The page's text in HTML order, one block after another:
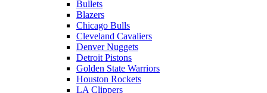
Bullets
Blazers
Chicago Bulls
Cleveland Cavaliers
Denver Nuggets
Detroit Pistons
Golden State Warriors
Houston Rockets
LA Clippers